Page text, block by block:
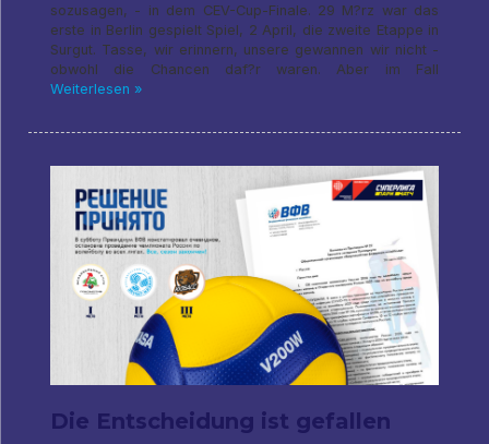
sozusagen, - in dem CEV-Cup-Finale. 29 M?rz war das
erste in Berlin gespielt Spiel, 2 April, die zweite Etappe in
Surgut. Tasse, wir erinnern, unsere gewannen wir nicht -
obwohl die Chancen daf?r waren. Aber im Fall
Weiterlesen »
Die Entscheidung ist gefallen